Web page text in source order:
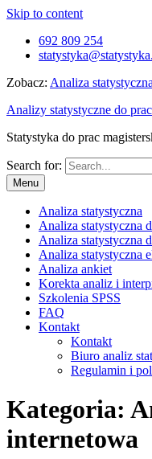
Skip to content
692 809 254
Zobacz: Analiza statystyczna
Analizy statystyczne do
Statystyka do prac
Search for:
Menu
Analiza statystyczna
Analiza statystyczna
Analiza statystyczna
Analiza statystyczna
Analiza ankiet
Korekta analiz i
Szkolenia SPSS
FAQ
Kontakt
Kontakt
Biuro analiz
Regulamin i
Kategoria:
internetowa